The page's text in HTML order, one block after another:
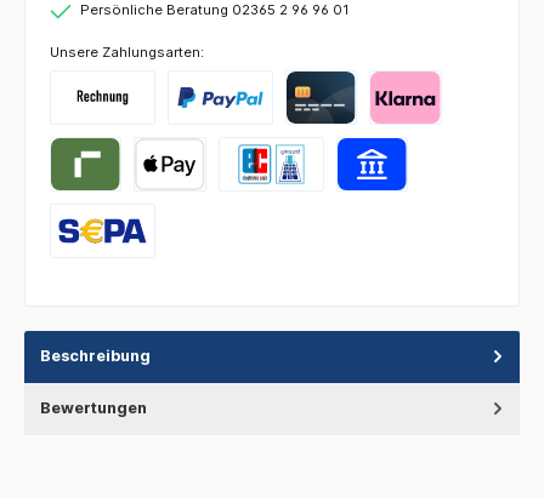
Persönliche Beratung 02365 2 96 96 01
Unsere Zahlungsarten:
Beschreibung
Bewertungen